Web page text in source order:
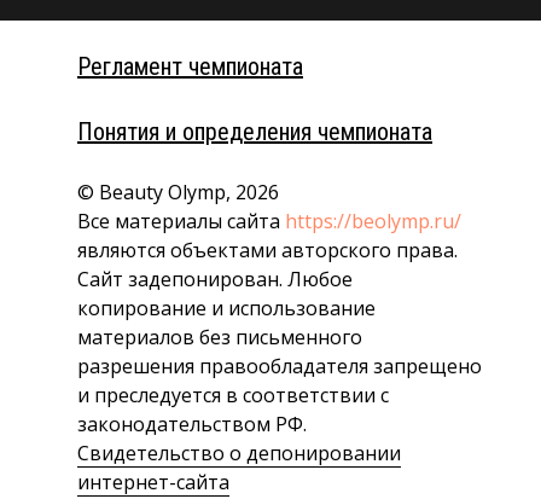
© Beauty Olymp, 2026
Все материалы сайта https://beolymp.ru/
являются объектами авторского права.
Сайт задепонирован. Любое
копирование и использование
материалов без письменного
разрешения правообладателя запрещено
и преследуется в соответствии с
законодательством РФ.
Свидетельство о депонировании
интернет-сайта
Понятия и определения чемпионата
Регламент чемпионата